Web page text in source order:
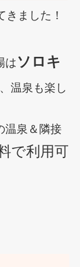
きました！
はソロキ
温泉も楽し
温泉＆隣接
で利用可